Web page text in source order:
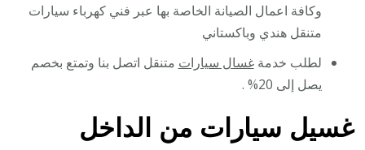
وكافة اعمال الصيانة الخاصة بها عبر فني كهرباء سيارات
متنقل هندي وباكستاني
لطلب خدمةغسال سيارات متنقل اتصل بنا وتمتع بخصم
يصل إلى 20% .
غسيل سيارات من الداخل